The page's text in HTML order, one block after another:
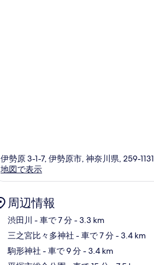
伊勢原 3-1-7, 伊勢原市, 神奈川県, 259-1131
地図で表示
周辺情報
渋田川 - 車で 7 分- 3.3 km
三之宮比々多神社 - 車で 7 分- 3.4 km
駒形神社 - 車で 9 分- 3.4 km